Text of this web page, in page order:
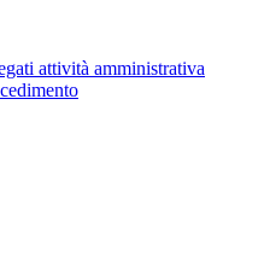
attività amministrativa